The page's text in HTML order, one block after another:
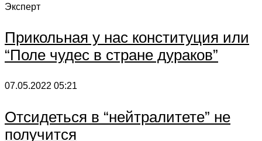
Эксперт
Прикольная у нас конституция или
“Поле чудес в стране дураков”
07.05.2022 05:21
Отсидеться в “нейтралитете” не
получится